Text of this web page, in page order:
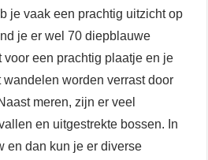
je vaak een prachtig uitzicht op
je er wel 70 diepblauwe
voor een prachtig plaatje en je
worden verrast door
meren, zijn er veel
en uitgestrekte bossen. In
en dan kun je er diverse